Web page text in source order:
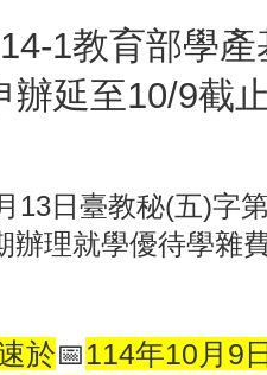
1教育部學
辦延至10/9截
13日臺教秘(五)字
辦理就學優待學雜
於📅114年10月9